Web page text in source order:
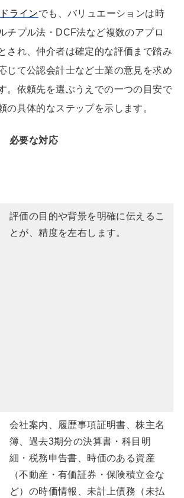
ラインでも、バリュエーションは時
チプル法・DCF法など複数のアプロ
され、仲介者は確定的な評価まで踏み
じて公認会計士など士業の意見を求め
。依頼先を選ぶうえでの一つの目安で
の具体的なステップを示します。
必要な対応
評価の目的や背景を明確に伝えるこ
とが、精度を左右します。
会社案内、履歴事項証明書、株主名
簿、過去3期分の決算書・科目明
細・税務申告書、時価のある資産
（不動産・有価証券・保険積立金な
ど）の時価情報、未計上債務（未払